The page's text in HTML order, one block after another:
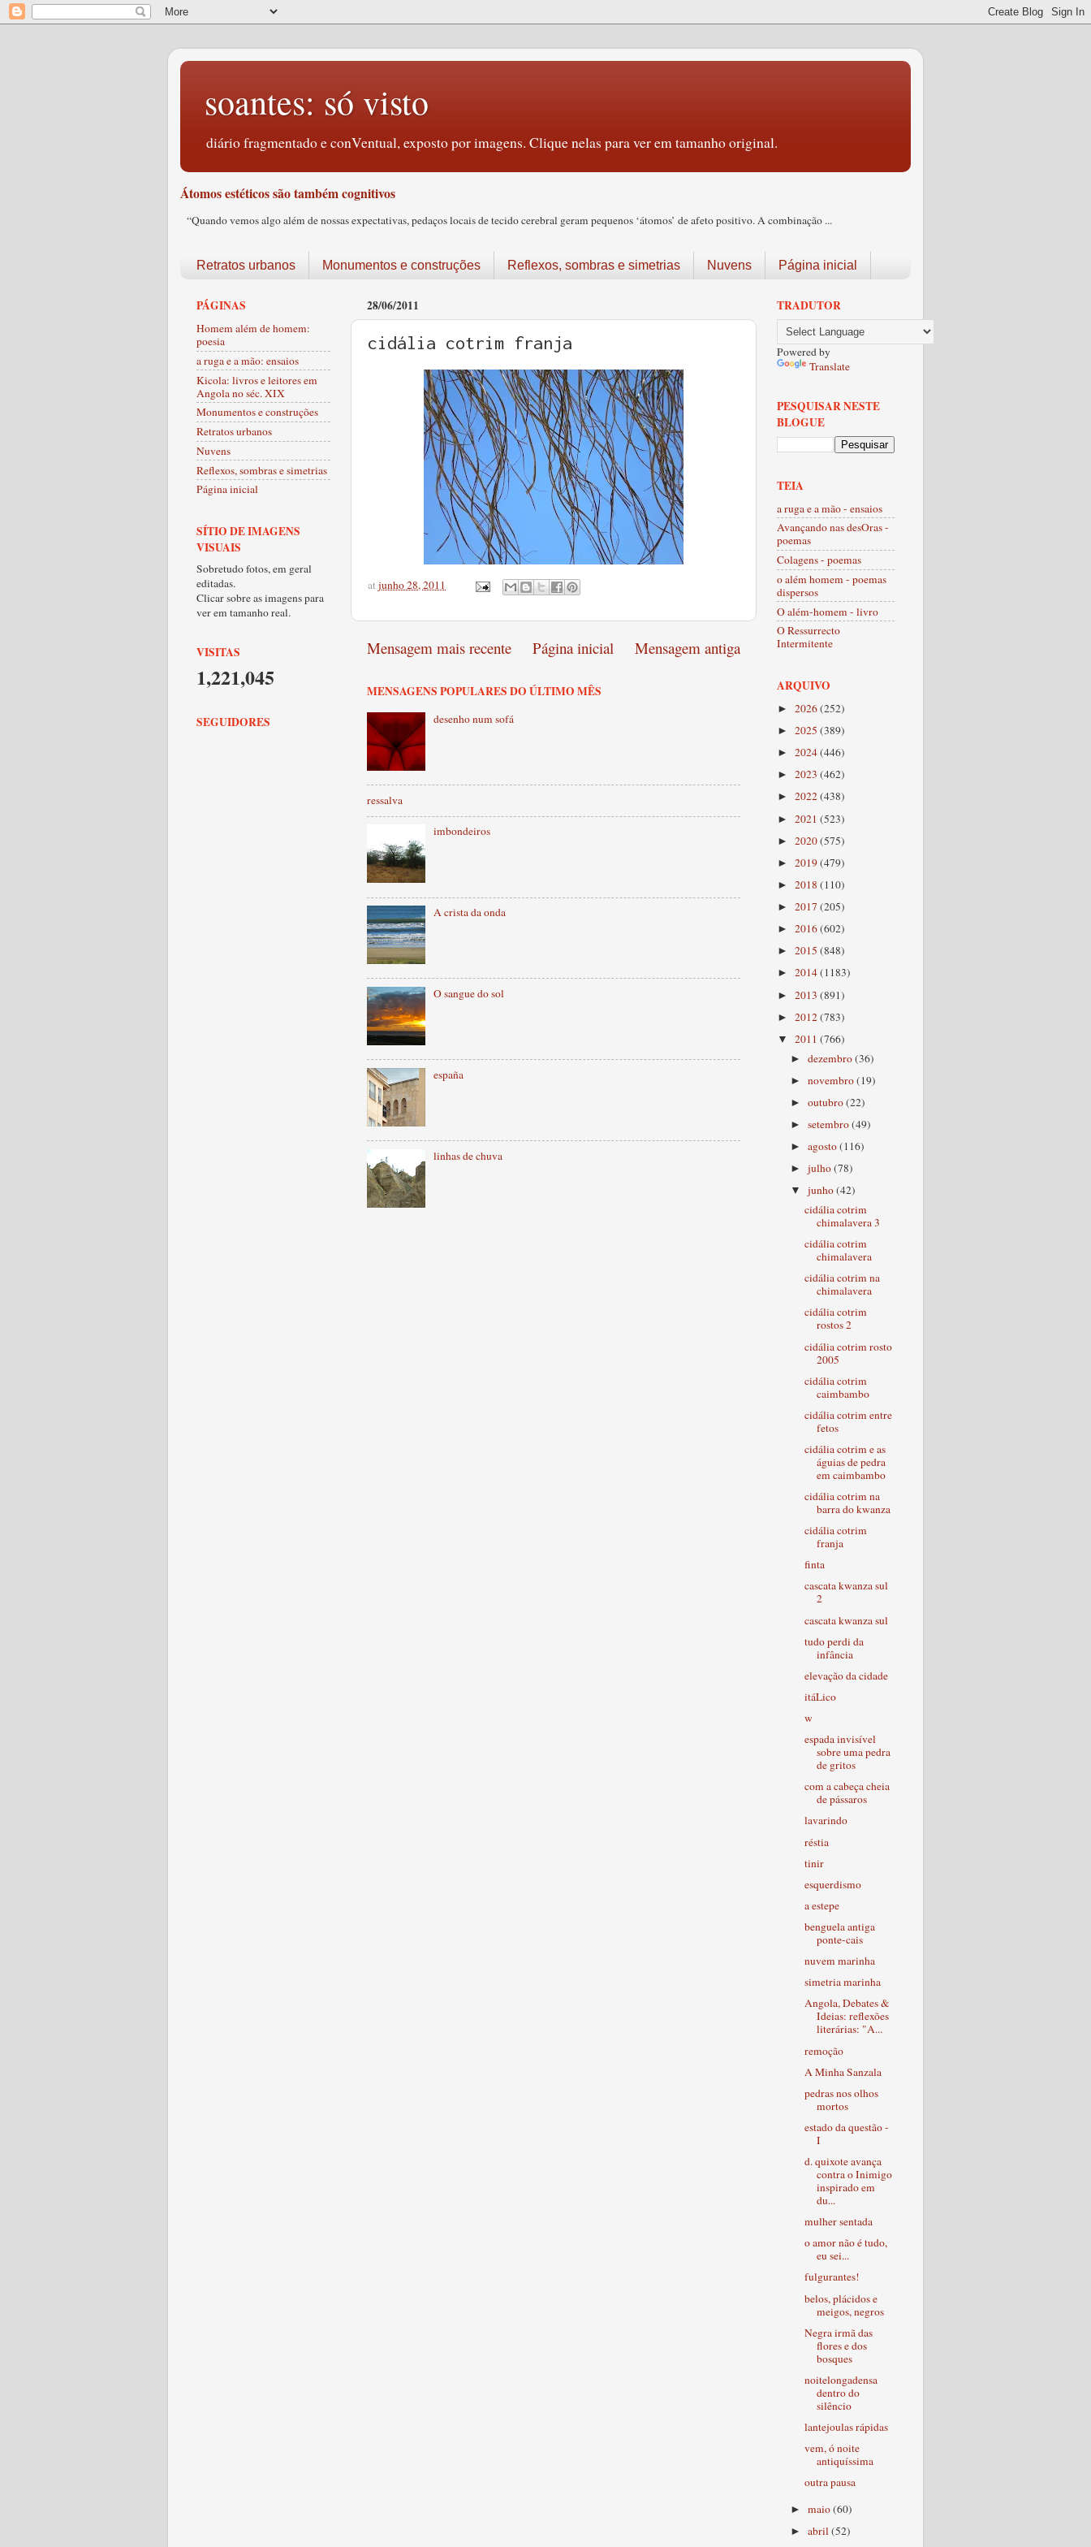
soantes: só visto
diário fragmentado e conVentual, exposto por imagens. Clique nelas para ver em tamanho original.
Átomos estéticos são também cognitivos
“Quando vemos algo além de nossas expectativas, pedaços locais de tecido cerebral geram pequenos ‘átomos’ de afeto positivo. A combinação ...
Retratos urbanos Monumentos e construções Reflexos, sombras e simetrias Nuvens Página inicial
28/06/2011
cidália cotrim franja
atjunho 28, 2011
Mensagem mais recente Mensagem antiga
Página inicial
MENSAGENS POPULARES DO ÚLTIMO MÊS
desenho num sofá
ressalva
imbondeiros
A crista da onda
O sangue do sol
españa
linhas de chuva
PÁGINAS
Homem além de homem:
poesia
a ruga e a mão: ensaios
Kicola: livros e leitores em
Angola no séc. XIX
Monumentos e construções
Retratos urbanos
Nuvens
Reflexos, sombras e simetrias
Página inicial
SÍTIO DE IMAGENS
VISUAIS
Sobretudo fotos, em geral
editadas.
Clicar sobre as imagens para
ver em tamanho real.
VISITAS
1,221,045
SEGUIDORES
TRADUTOR
Powered by
Translate
PESQUISAR NESTE
BLOGUE
TEIA
a ruga e a mão - ensaios
Avançando nas desOras -
poemas
Colagens - poemas
o além homem - poemas
dispersos
O além-homem - livro
O Ressurrecto
Intermitente
ARQUIVO
► 2026(252)
► 2025 (389)
► 2024(446)
► 2023 (462)
► 2022(438)
► 2021 (523)
► 2020(575)
► 2019(479)
► 2018 (110)
► 2017 (205)
► 2016(602)
► 2015 (848)
► 2014(1183)
► 2013 (891)
► 2012(783)
▼ 2011 (766)
►dezembro(36)
►novembro(19)
►outubro(22)
►setembro(49)
►agosto(116)
►julho(78)
▼junho(42)
cidália cotrim
chimalavera 3
cidália cotrim
chimalavera
cidália cotrim na
chimalavera
cidália cotrim
rostos 2
cidália cotrim rosto
2005
cidália cotrim
caimbambo
cidália cotrim entre
fetos
cidália cotrim e as
águias de pedra
em caimbambo
cidália cotrim na
barra do kwanza
cidália cotrim
franja
finta
cascata kwanza sul
2
cascata kwanza sul
tudo perdi da
infância
elevação da cidade
itáLico
w
espada invisível
sobre uma pedra
de gritos
com a cabeça cheia
de pássaros
lavarindo
réstia
tinir
esquerdismo
a estepe
benguela antiga
ponte-cais
nuvem marinha
simetria marinha
Angola, Debates &
Ideias: reflexões
literárias: "A...
remoção
A Minha Sanzala
pedras nos olhos
mortos
estado da questão -
I
d. quixote avança
contra o Inimigo
inspirado em
du...
mulher sentada
o amor não é tudo,
eu sei...
fulgurantes!
belos, plácidos e
meigos, negros
Negra irmã das
flores e dos
bosques
noitelongadensa
dentro do
silêncio
lantejoulas rápidas
vem, ó noite
antiquíssima
outra pausa
►maio(60)
►abril(52)